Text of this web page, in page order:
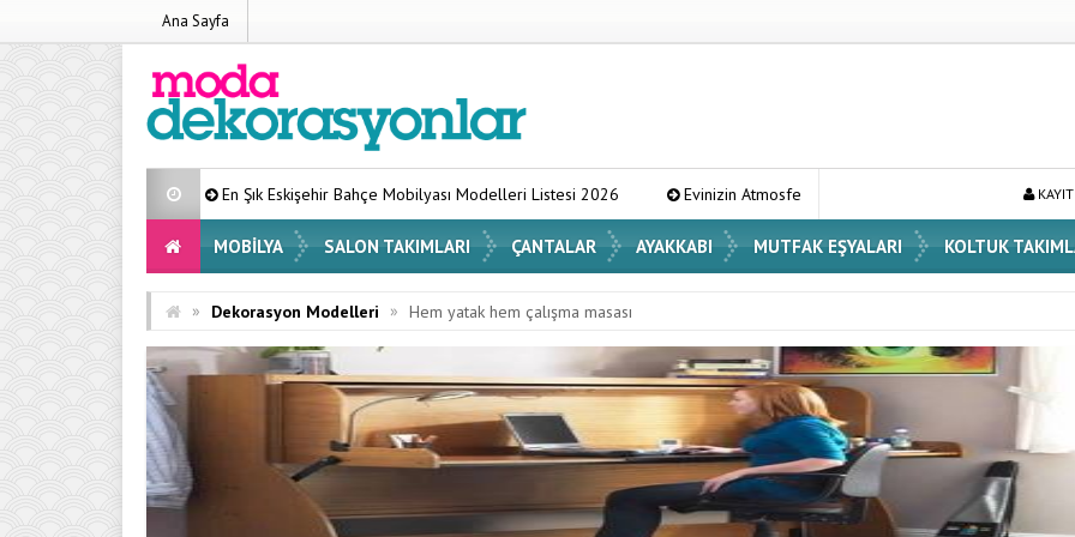
Ana Sayfa
En Şık Eskişehir Bahçe Mobilyası Modelleri Listesi 2026 Evinizin Atmosferini Değiştirecek En Şık Vazo Modelleri ve Dekorasyon
MOBILYA SALON TAKIMLARI ÇANTALAR AYAKKABI MUTFAK EŞYALARI KOLTUK
» Dekorasyon Modelleri » Hem yatak hem çalışma masası